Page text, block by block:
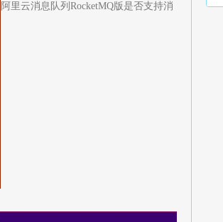
阿里云消息队列RocketMQ版是否支持消